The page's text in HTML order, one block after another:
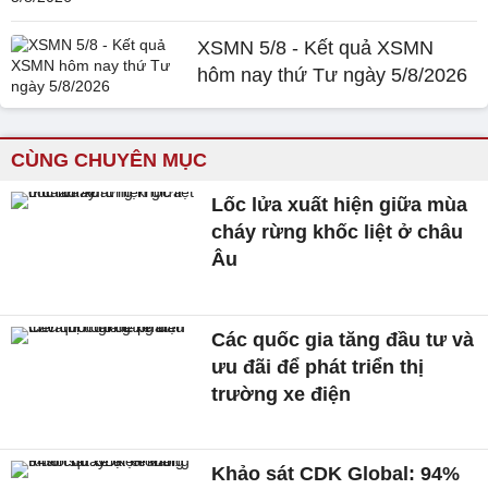
XSMN 5/8 - Kết quả XSMN
hôm nay thứ Tư ngày 5/8/2026
CÙNG CHUYÊN MỤC
Lốc lửa xuất hiện giữa mùa
cháy rừng khốc liệt ở châu
Âu
Các quốc gia tăng đầu tư và
ưu đãi để phát triển thị
trường xe điện
Khảo sát CDK Global: 94%